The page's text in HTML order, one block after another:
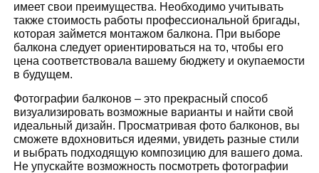
имеет свои преимущества. Необходимо учитывать
также стоимость работы профессиональной бригады,
которая займется монтажом балкона. При выборе
балкона следует ориентироваться на то, чтобы его
цена соответствовала вашему бюджету и окупаемости
в будущем.
Фотографии балконов – это прекрасный способ
визуализировать возможные варианты и найти свой
идеальный дизайн. Просматривая фото балконов, вы
сможете вдохновиться идеями, увидеть разные стили
и выбрать подходящую композицию для вашего дома.
Не упускайте возможность посмотреть фотографии